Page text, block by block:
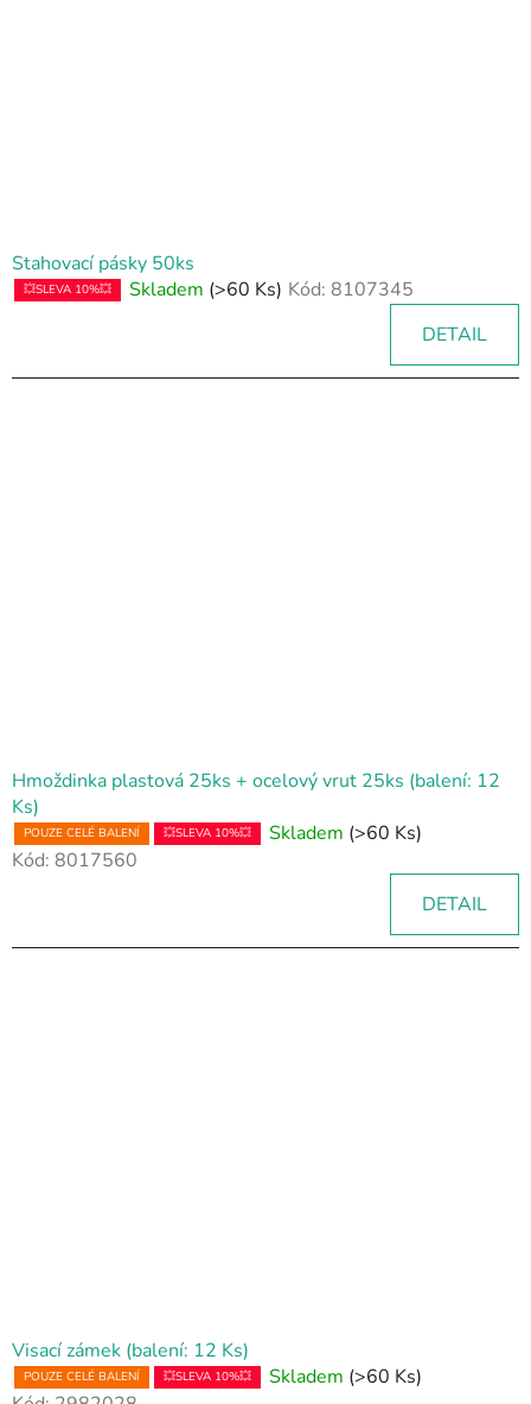
Stahovací pásky 50ks
💥SLEVA 10%💥 Skladem (>60 Ks) Kód: 8107345
DETAIL
Hmoždinka plastová 25ks + ocelový vrut 25ks (balení: 12
Ks)
POUZE CELÉ BALENÍ 💥SLEVA 10%💥 Skladem (>60 Ks)
Kód: 8017560
DETAIL
Visací zámek (balení: 12 Ks)
POUZE CELÉ BALENÍ 💥SLEVA 10%💥 Skladem (>60 Ks)